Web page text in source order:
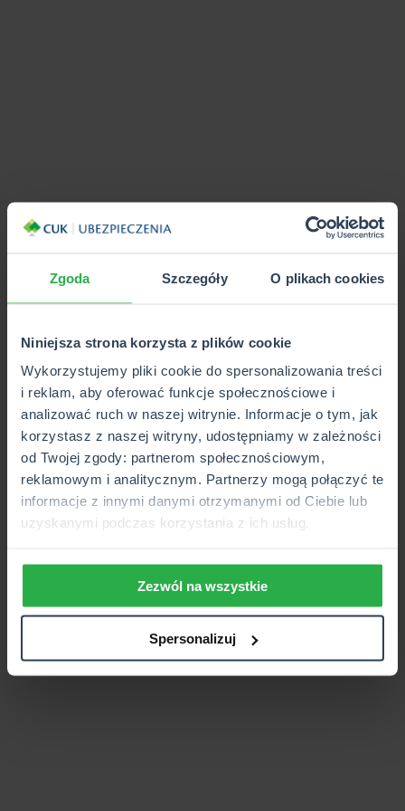
Zgoda Szczegóły O plikach cookies
Niniejsza strona korzysta z plików cookie
Wykorzystujemy pliki cookie do spersonalizowania treści
i reklam, aby oferować funkcje społecznościowe i
analizować ruch w naszej witrynie. Informacje o tym, jak
korzystasz z naszej witryny, udostępniamy w zależności
od Twojej zgody: partnerom społecznościowym,
reklamowym i analitycznym. Partnerzy mogą połączyć te
informacje z innymi danymi otrzymanymi od Ciebie lub
uzyskanymi podczas korzystania z ich usług.
Zezwól na wszystkie
Spersonalizuj
ładowanie